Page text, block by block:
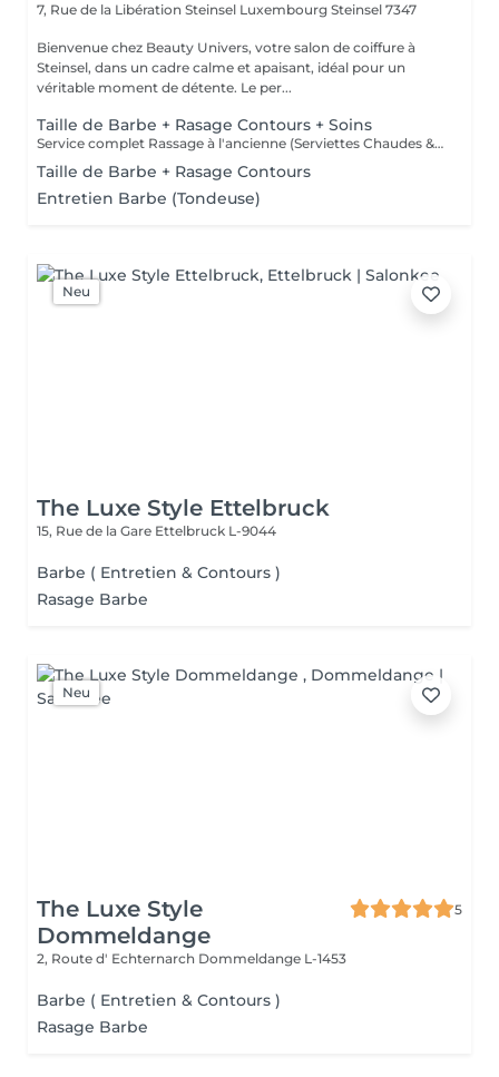
7, Rue de la Libération Steinsel Luxembourg Steinsel 7347
Bienvenue chez Beauty Univers, votre salon de coiffure à
Steinsel, dans un cadre calme et apaisant, idéal pour un
véritable moment de détente. Le per...
Taille de Barbe + Rasage Contours + Soins
Service complet Rassage à l'ancienne (Serviettes Chaudes & Soins)
Taille de Barbe + Rasage Contours
Entretien Barbe (Tondeuse)
Neu
The Luxe Style Ettelbruck
15, Rue de la Gare Ettelbruck L-9044
Barbe ( Entretien & Contours )
Rasage Barbe
Neu
The Luxe Style
Dommeldange
5
2, Route d' Echternarch Dommeldange L-1453
Barbe ( Entretien & Contours )
Rasage Barbe